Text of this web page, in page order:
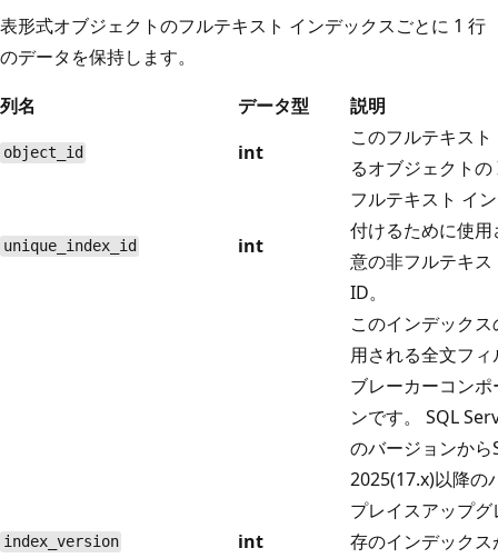
表形式オブジェクトのフルテキスト インデックスごとに 1 行
のデータを保持します。
列名
データ型 説明
object_id int
このフルテキス
るオブジェクト
unique_index_id int
フルテキスト イ
付けるために使
意の非フルテキ
ID。
index_version int
このインデック
用される全文フ
ブレーカーコン
ンです。 SQL
のバージョンか
2025(17.x)以降の
プレイスアップ
存のインデック